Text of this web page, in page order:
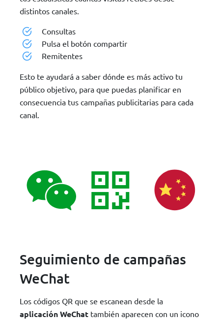
distintos canales.
Consultas
Pulsa el botón compartir
Remitentes
Esto te ayudará a saber dónde es más activo tu
público objetivo, para que puedas planificar en
consecuencia tus campañas publicitarias para cada
canal.
Seguimiento de campañas
WeChat
Los códigos QR que se escanean desde la
aplicación WeChat también aparecen con un icono